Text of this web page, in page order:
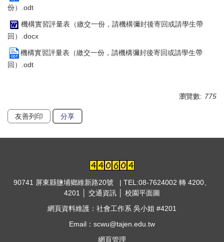
份）.odt
機構實習評量表（繳交一份，請機構彌封後寄回或請學生帶
回）.docx
機構實習評量表（繳交一份，請機構彌封後寄回或請學生帶
回）.odt
瀏覽數: 775
友善列印 分享
90741 屏東縣鹽埔鄉維新路20號 | TEL:08-7624002 轉 4200、
4201 │ 交通資訊
校園平面圖
網頁資料維護：社會工作系 吳小姐 #4201
Email：scwu@tajen.edu.tw
網頁管理